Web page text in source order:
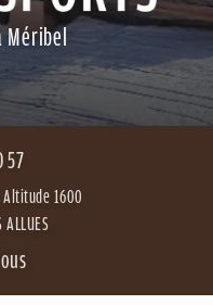
Méribel
57
1600
ALLUES